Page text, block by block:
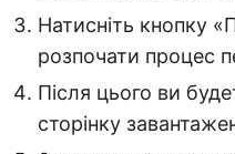
Натисніть кнопку
розпочати процес
Після цього ви
сторінку